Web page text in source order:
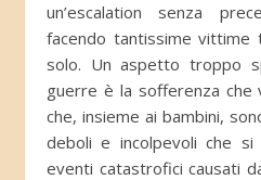
un’escalation senza
facendo tantissime vittime
solo. Un aspetto troppo
guerre è la sofferenza che
che, insieme ai bambini,
deboli e incolpevoli che
eventi catastrofici causati